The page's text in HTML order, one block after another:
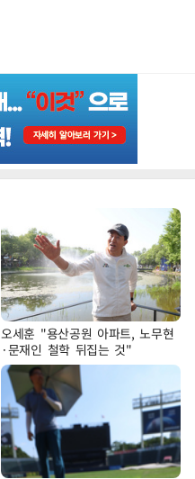
오세훈 "용산공원 아파트, 노무현
·문재인 철학 뒤집는 것"